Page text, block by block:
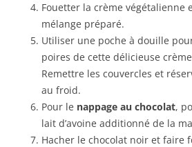
Fouetter la crème végétalienne
mélange préparé.
Utiliser une poche à douille
poires de cette délicieuse
Remettre les couvercles et
au froid.
Pour le nappage au chocolat,
lait d’avoine additionné de la
Hacher le chocolat noir et faire